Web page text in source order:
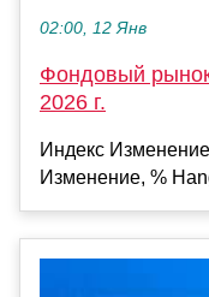
02:00, 12 Янв
Фондовый
2026 г.
Индекс
Изменение, %